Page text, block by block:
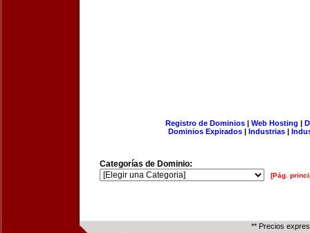
Registro de Dominios| Web Hosting |
Dominios Expirados | Industrias |
Categorías de Dominio:
[Pág.
** Precios